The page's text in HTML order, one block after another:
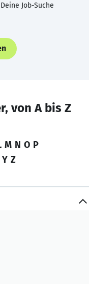
Job-Suche
von A bis Z
M N O P
Y Z